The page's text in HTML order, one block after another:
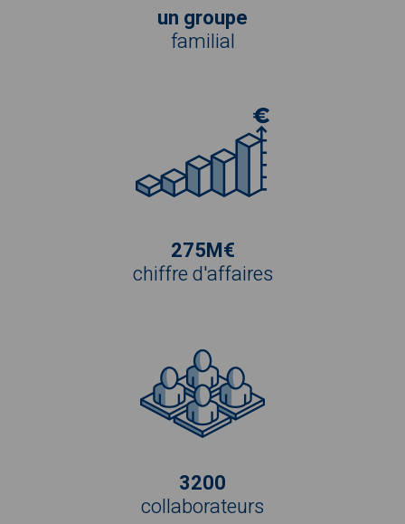
un groupe
familial
275M€
chiffre d'affaires
3200
collaborateurs